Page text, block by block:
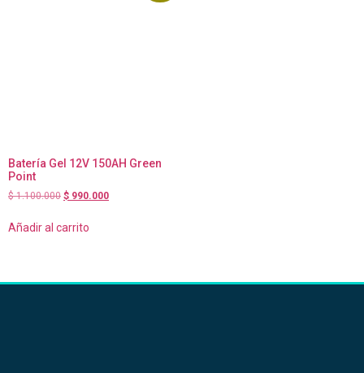
Batería Gel 12V 150AH Green
Point
$1.100.000 $ 990.000
Añadir al carrito